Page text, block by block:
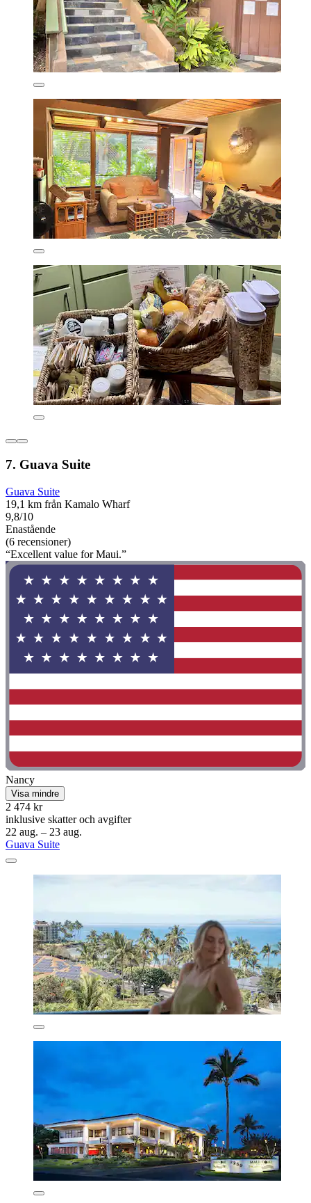
7. Guava Suite
Guava Suite
19,1 km från Kamalo Wharf
9,8/10
Enastående
(6 recensioner)
“Excellent value for Maui.”
Nancy
Visa mindre
2 474 kr
inklusive skatter och avgifter
22 aug. – 23 aug.
Guava Suite